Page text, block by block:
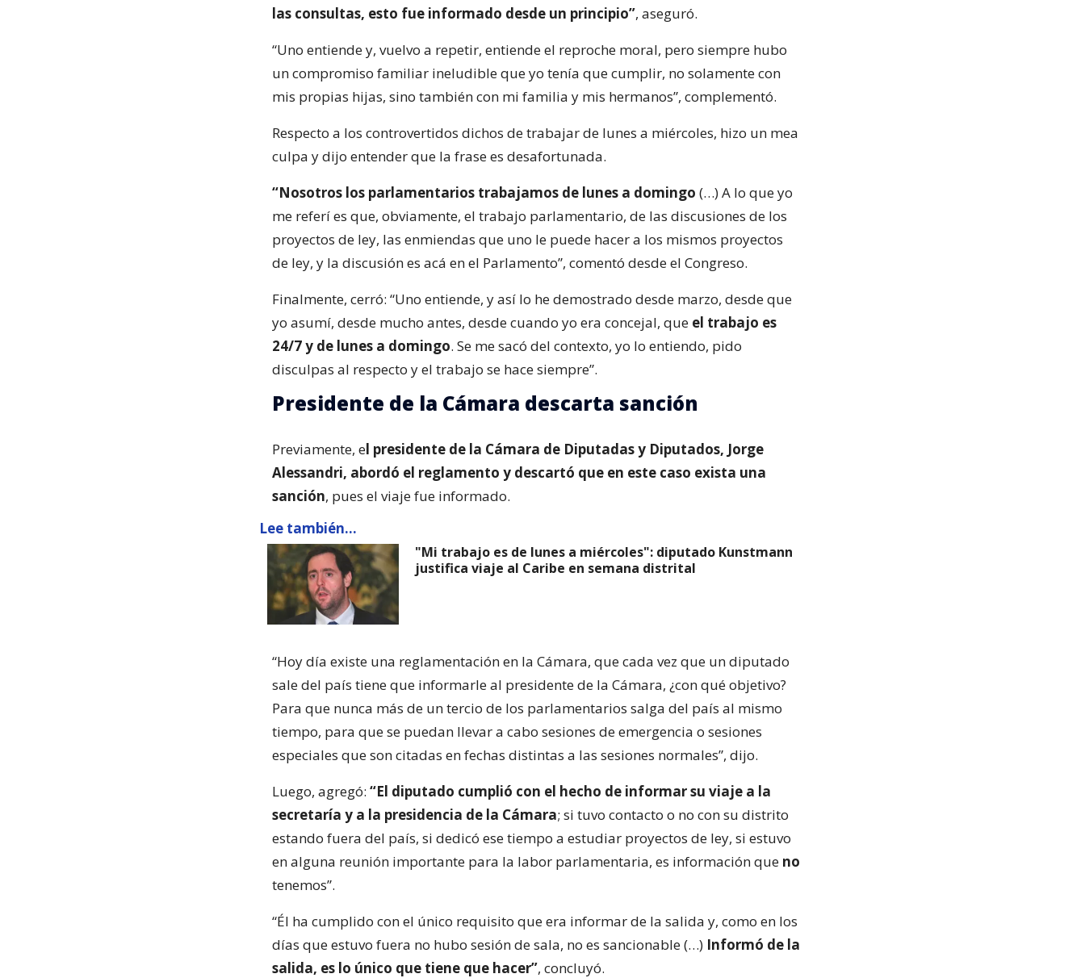
las consultas, esto fue informado desde un principio”, aseguró.
“Uno entiende y, vuelvo a repetir, entiende el reproche moral, pero siempre hubo
un compromiso familiar ineludible que yo tenía que cumplir, no solamente con
mis propias hijas, sino también con mi familia y mis hermanos”, complementó.
Respecto a los controvertidos dichos de trabajar de lunes a miércoles, hizo un mea
culpa y dijo entender que la frase es desafortunada.
“Nosotros los parlamentarios trabajamos de lunes a domingo (…) A lo que yo
me referí es que, obviamente, el trabajo parlamentario, de las discusiones de los
proyectos de ley, las enmiendas que uno le puede hacer a los mismos proyectos
de ley, y la discusión es acá en el Parlamento”, comentó desde el Congreso.
Finalmente, cerró: “Uno entiende, y así lo he demostrado desde marzo, desde que
yo asumí, desde mucho antes, desde cuando yo era concejal, que el trabajo es
24/7 y de lunes a domingo. Se me sacó del contexto, yo lo entiendo, pido
disculpas al respecto y el trabajo se hace siempre”.
Presidente de la Cámara descarta sanción
Previamente, el presidente de la Cámara de Diputadas y Diputados, Jorge
Alessandri, abordó el reglamento y descartó que en este caso exista una
sanción, pues el viaje fue informado.
Lee también...
"Mi trabajo es de lunes a miércoles": diputado Kunstmann
justifica viaje al Caribe en semana distrital
“Hoy día existe una reglamentación en la Cámara, que cada vez que un diputado
sale del país tiene que informarle al presidente de la Cámara, ¿con qué objetivo?
Para que nunca más de un tercio de los parlamentarios salga del país al mismo
tiempo, para que se puedan llevar a cabo sesiones de emergencia o sesiones
especiales que son citadas en fechas distintas a las sesiones normales”, dijo.
Luego, agregó: “El diputado cumplió con el hecho de informar su viaje a la
secretaría y a la presidencia de la Cámara; si tuvo contacto o no con su distrito
estando fuera del país, si dedicó ese tiempo a estudiar proyectos de ley, si estuvo
en alguna reunión importante para la labor parlamentaria, es información que no
tenemos”.
“Él ha cumplido con el único requisito que era informar de la salida y, como en los
días que estuvo fuera no hubo sesión de sala, no es sancionable (…) Informó de la
salida, es lo único que tiene que hacer”, concluyó.